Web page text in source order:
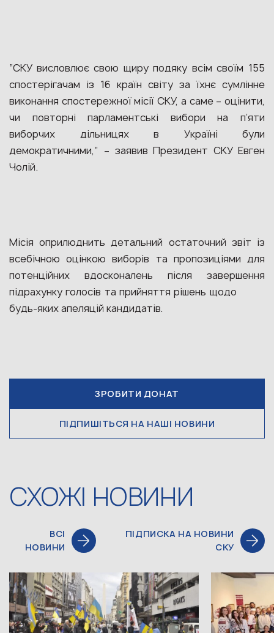
“СКУ висловлює свою щиру подяку всім своїм 155
спостерігачам із 16 країн світу за їхнє сумлінне
виконання спостережної місії СКУ, а саме – оцінити,
чи повторні парламентські вибори на п’яти
виборчих дільницях в Україні були
демократичними,” – заявив Президент СКУ Евген
Чолій.
Місія оприлюднить детальний остаточний звіт із
всебічною оцінкою виборів та пропозиціями для
потенційних вдосконалень після завершення
підрахунку голосів та прийняття рішень щодо
будь-яких апеляцій кандидатів.
ЗРОБИТИ ДОНАТ
ПІДПИШІТЬСЯ НА НАШІ НОВИНИ
СХОЖІ НОВИНИ
ВСІ
НОВИНИ
ПІДПИСКА НА НОВИНИ
СКУ